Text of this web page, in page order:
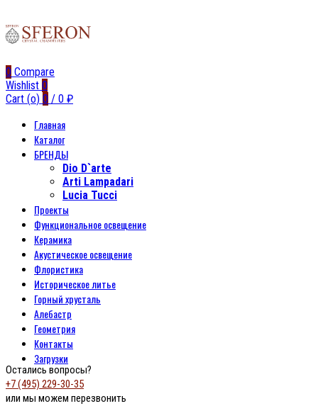
0 Compare
Wishlist 0
Cart (o) 0 / 0 ₽
Главная
Каталог
БРЕНДЫ
Dio D`arte
Arti Lampadari
Lucia Tucci
Проекты
Функциональное освещение
Керамика
Акустическое освещение
Флористика
Историческое литье
Горный хрусталь
Алебастр
Геометрия
Контакты
Загрузки
Остались вопросы?
+7 (495) 229-30-35
или мы можем перезвонить